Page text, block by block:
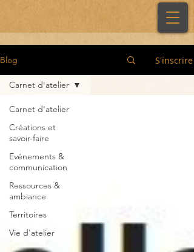
Blog S'inscrire
Carnet d'atelier
Créations et
savoir-faire
Evénements &
communication
Ressources &
ambiance
Territoires
Vie d'atelier
Carnet d'atelier